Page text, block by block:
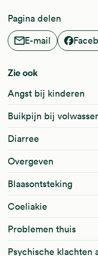
Pagina delen
E-mail
Zie ook
Angst bij kinderen
Buikpijn bij
Diarree
Overgeven
Blaasontsteking
Coeliakie
Problemen thuis
Psychische klachten